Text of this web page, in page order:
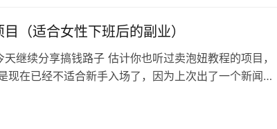
（适合女性下班后的副业）
继续分享搞钱路子 估计你也听过卖泡妞教程的项目，
现在已经不适合新手入场了，因为上次出了一个新闻事